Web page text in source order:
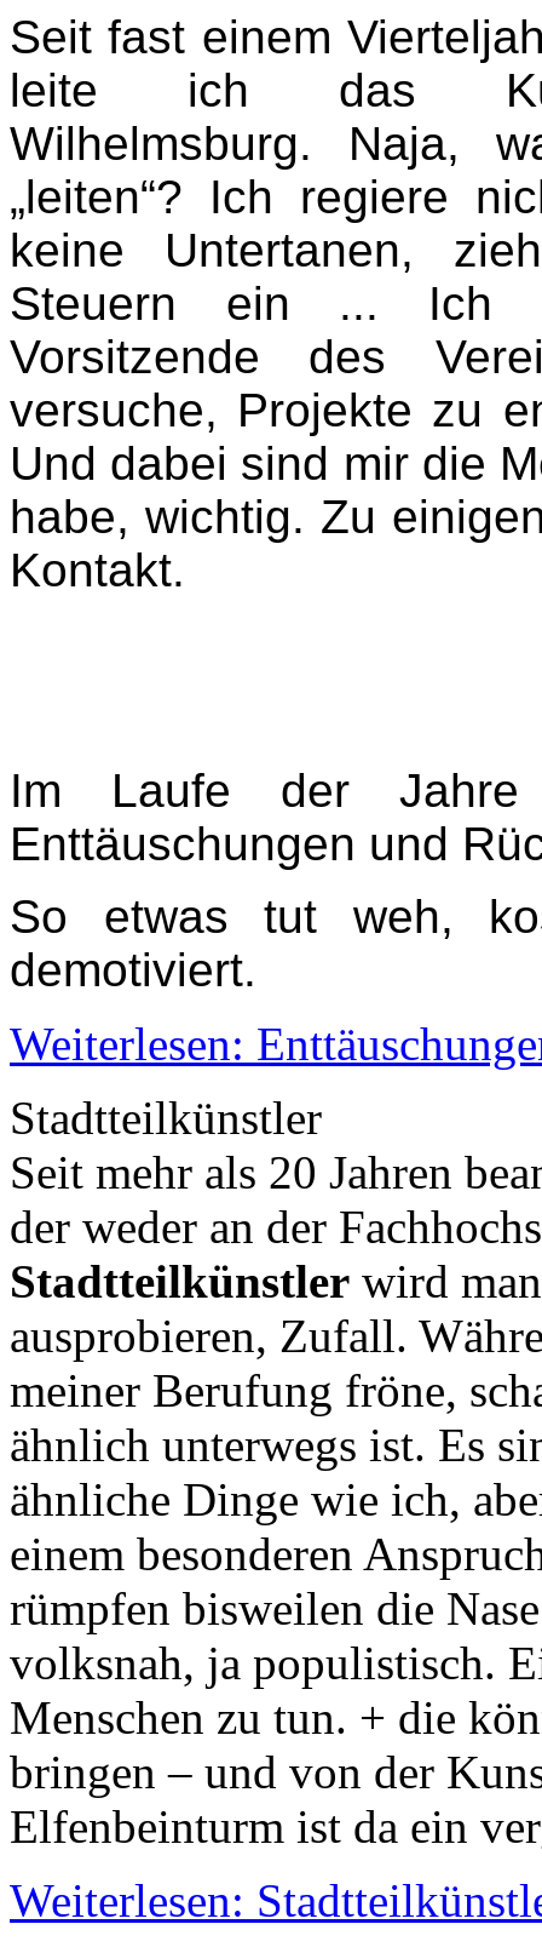
Seit fast einem
leite ich das
Wilhelmsburg. Naja,
„leiten“? Ich regiere
keine Untertanen,
Steuern ein ... Ich
Vorsitzende des
versuche, Projekte zu
Und dabei sind mir die
habe, wichtig. Zu
Kontakt.
Im Laufe der
Enttäuschungen und
So etwas tut weh,
demotiviert.
Weiterlesen:
Stadtteilkünstler
Seit mehr als 20 Jahren
der weder an der
Stadtteilkünstler wird
ausprobieren, Zufall.
meiner Berufung fröne,
ähnlich unterwegs ist. Es
ähnliche Dinge wie ich,
einem besonderen
rümpfen bisweilen die
volksnah, ja populistisch.
Menschen zu tun. + die
bringen – und von der
Elfenbeinturm ist da ein
Weiterlesen: